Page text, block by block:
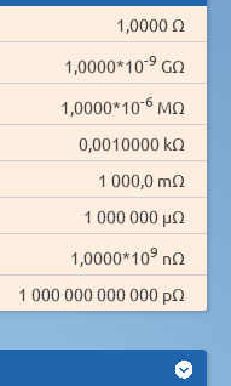
1,0000 Ω
1,0000*10-9 GΩ
1,0000*10-6 MΩ
0,0010000 kΩ
1 000,0 mΩ
1 000 000 µΩ
1,0000*109 nΩ
1 000 000 000 000 pΩ